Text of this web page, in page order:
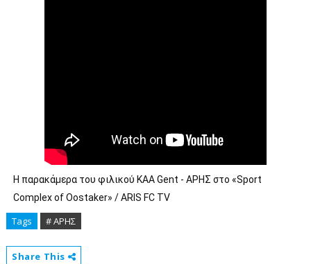
Η παρακάμερα του φιλικού KAA Gent - ΑΡΗΣ στο «Sport
Complex of Oostaker» / ARIS FC TV
Tags # ΑΡΗΣ
Share This